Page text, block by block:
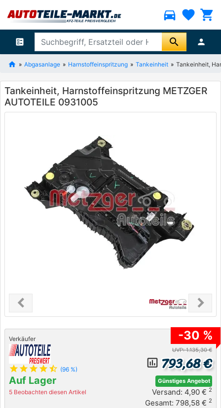
directions_car favorite shopping_cart
ballot search person
Abgasanlage Harnstoffeinspritzung Tankeinheit Tankeinheit,
Tankeinheit, Harnstoffeinspritzung METZGER
AUTOTEILE 0931005
chevron_leftPrevious chevron_right
Next
Verkäufer
star star star star star_half (96 %)
Auf Lager
5 Beobachten diesen Artikel
-30 %
UVP: 1.135,30 €
insert_chart_outlined 793,68 €
Günstiges Angebot
Versand: 4,90 € 2
Gesamt: 798,58 € 2